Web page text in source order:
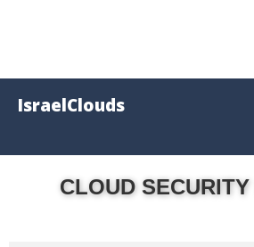
IsraelClouds
CLOUD